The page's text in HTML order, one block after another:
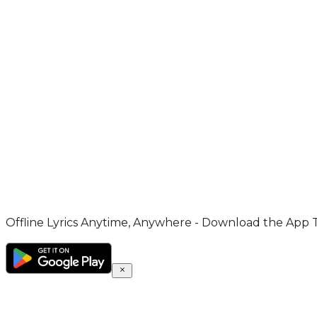
Offline Lyrics Anytime, Anywhere - Download the App